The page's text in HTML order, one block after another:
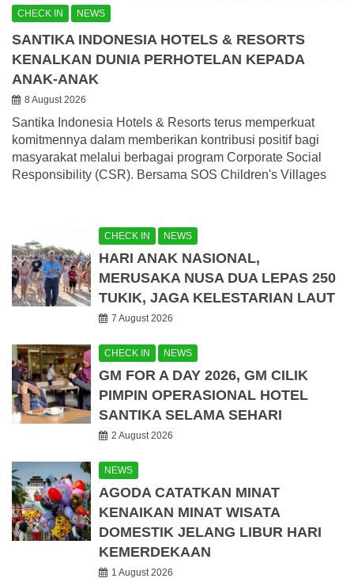
CHECK IN NEWS
SANTIKA INDONESIA HOTELS & RESORTS
KENALKAN DUNIA PERHOTELAN KEPADA
ANAK-ANAK
8 August 2026
Santika Indonesia Hotels & Resorts terus memperkuat
komitmennya dalam memberikan kontribusi positif bagi
masyarakat melalui berbagai program Corporate Social
Responsibility (CSR). Bersama SOS Children's Villages
CHECK IN NEWS
HARI ANAK NASIONAL,
MERUSAKA NUSA DUA LEPAS 250
TUKIK, JAGA KELESTARIAN LAUT
7 August 2026
CHECK IN NEWS
GM FOR A DAY 2026, GM CILIK
PIMPIN OPERASIONAL HOTEL
SANTIKA SELAMA SEHARI
2 August 2026
NEWS
AGODA CATATKAN MINAT
KENAIKAN MINAT WISATA
DOMESTIK JELANG LIBUR HARI
KEMERDEKAAN
1 August 2026